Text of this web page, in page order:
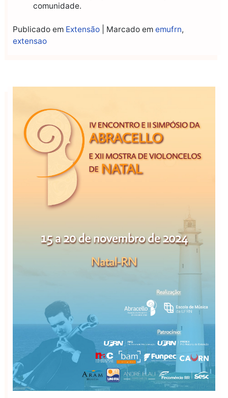
comunidade.
Publicado em Extensão Marcado em emufrn,
extensao